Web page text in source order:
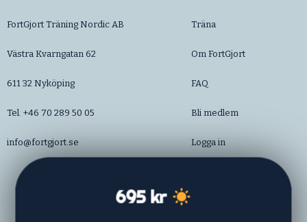
FortGjort Träning Nordic AB
Västra Kvarngatan 62
611 32 Nyköping
Tel. +46 70 289 50 05
info@fortgjort.se
Träna
Om FortGjort
FAQ
Bli medlem
Logga in
695 kr